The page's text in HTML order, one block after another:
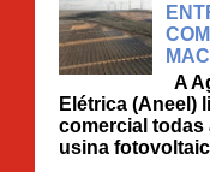
A
Elétrica (Aneel)
comercial todas
usina